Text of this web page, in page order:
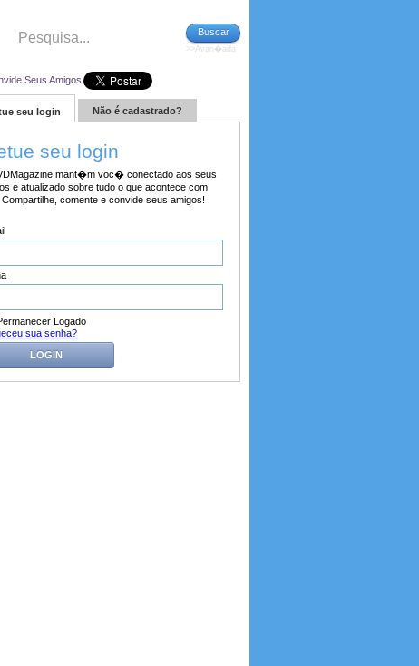
Buscar
>>Avan�ada
Seus Amigos
seu login Não é cadastrado?
seu login
mant�m voc� conectado aos seus
e atualizado sobre tudo o que acontece com
comente e convide seus amigos!
Logado
sua senha?
LOGIN